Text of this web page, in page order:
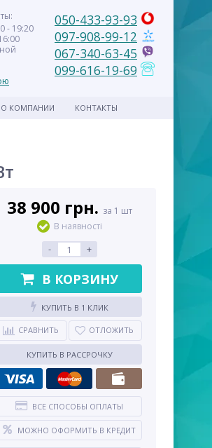
- 19:20
050-433-93-93
097-908-99-12
067-340-63-45
099-616-19-69
О КОМПАНИИ КОНТАКТЫ
38 900 грн. за 1 шт
В наявності
- +
В КОРЗИНУ
КУПИТЬ В 1 КЛИК
СРАВНИТЬ ОТЛОЖИТЬ
КУПИТЬ В РАССРОЧКУ
ВСЕ СПОСОБЫ ОПЛАТЫ
МОЖНО ОФОРМИТЬ В КРЕДИТ